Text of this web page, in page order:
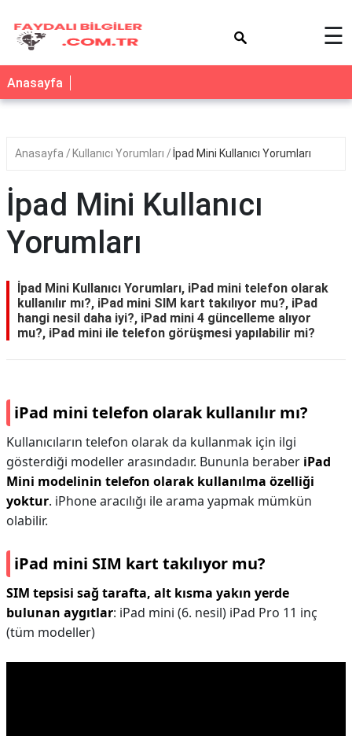
☰
Anasayfa
Anasayfa Kullanıcı Yorumları İpad Mini Kullanıcı Yorumları
İpad Mini Kullanıcı
Yorumları
İpad Mini Kullanıcı Yorumları, iPad mini telefon olarak
kullanılır mı?, iPad mini SIM kart takılıyor mu?, iPad
hangi nesil daha iyi?, iPad mini 4 güncelleme alıyor
mu?, iPad mini ile telefon görüşmesi yapılabilir mi?
iPad mini telefon olarak kullanılır mı?
Kullanıcıların telefon olarak da kullanmak için ilgi
gösterdiği modeller arasındadır. Bununla beraber iPad
Mini modelinin telefon olarak kullanılma özelliği
yoktur. iPhone aracılığı ile arama yapmak mümkün
olabilir.
iPad mini SIM kart takılıyor mu?
SIM tepsisi sağ tarafta, alt kısma yakın yerde
bulunan aygıtlar: iPad mini (6. nesil) iPad Pro 11 inç
(tüm modeller)